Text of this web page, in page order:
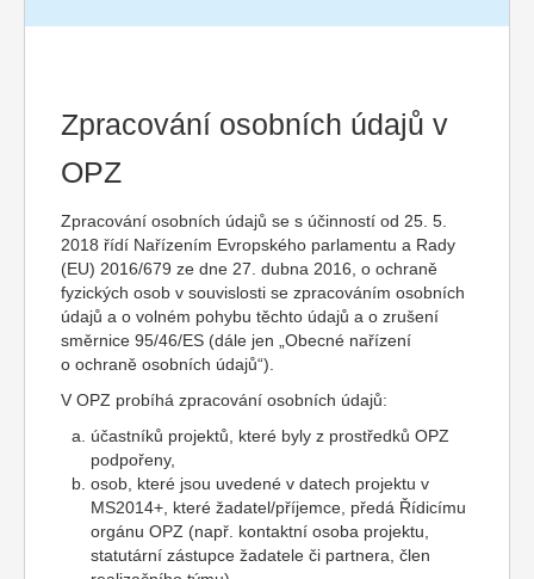
Zpracování osobních údajů v
OPZ
Zpracování osobních údajů se s účinností od 25. 5.
2018 řídí Nařízením Evropského parlamentu a Rady
(EU) 2016/679 ze dne 27. dubna 2016, o ochraně
fyzických osob v souvislosti se zpracováním osobních
údajů a o volném pohybu těchto údajů a o zrušení
směrnice 95/46/ES (dále jen „Obecné nařízení
o ochraně osobních údajů“).
V OPZ probíhá zpracování osobních údajů:
účastníků projektů, které byly z prostředků OPZ
podpořeny,
osob, které jsou uvedené v datech projektu v
MS2014+, které žadatel/příjemce, předá Řídicímu
orgánu OPZ (např. kontaktní osoba projektu,
statutární zástupce žadatele či partnera, člen